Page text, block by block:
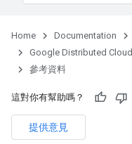
Home Documentation
Google Distributed Cloud
參考資料
這對你有幫助嗎？
提供意見